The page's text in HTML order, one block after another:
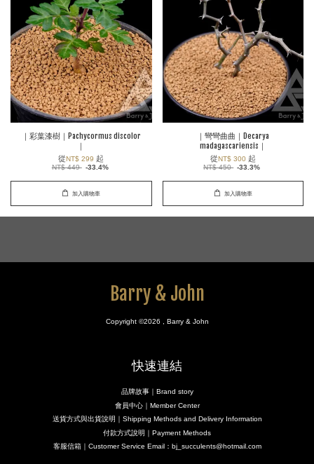
｜彩葉漆樹｜Pachycormus discolor
｜
從NT$ 299起
NT$ 449 -33.4%
加入購物車
｜彎彎曲曲｜Decarya
madagascariensis｜
從NT$ 300 起
NT$ 450 -33.3%
加入購物車
Barry & John
Copyright ©2026 , Barry & John
快速連結
品牌故事｜Brand story
會員中心｜Member Center
送貨方式與出貨說明｜Shipping Methods and Delivery Information
付款方式說明｜Payment Methods
客服信箱｜Customer Service Email：bj_succulents@hotmail.com